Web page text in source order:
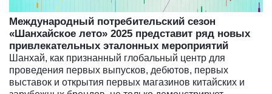
Международный потребительский сезон
«Шанхайское лето» 2025 представит ряд новых
привлекательных эталонных мероприятий
Шанхай, как признанный глобальный центр для
проведения первых выпусков, дебютов, первых
выставок и открытия первых магазинов китайских и